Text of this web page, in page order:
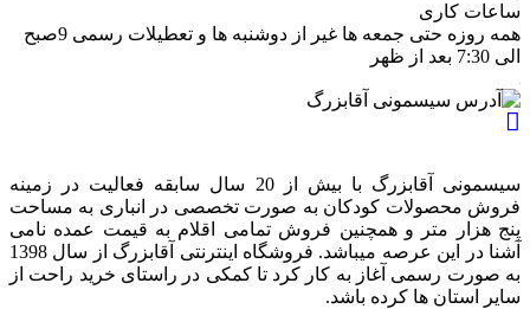
کاری
همه روزه حتی جمعه ها غیر از دوشنبه ها و تعطیلات رسمی 9صبح
بعد از ظهر
سیسمونی آقابزرگ با بیش از 20 سال سابقه فعالیت در زمینه
محصولات کودکان به صورت تخصصی در انباری به مساحت
هزار متر و همچنین فروش تمامی اقلام به قیمت عمده نامی
آشنا در این عرصه میباشد. فروشگاه اینترنتی آقابزرگ از سال 1398
صورت رسمی آغاز به کار کرد تا کمکی در راستای خرید راحت از
استان ها کرده باشد.